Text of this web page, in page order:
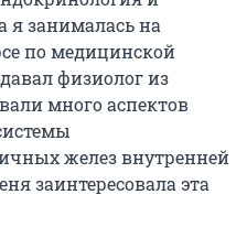
я занималась на
по медицинской
физиолог из
много аспектов
желез внутренней
заинтересовала эта